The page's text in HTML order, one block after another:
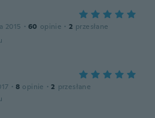
2015 · 60 opinie · 2 przesłane
· 8 opinie · 2 przesłane